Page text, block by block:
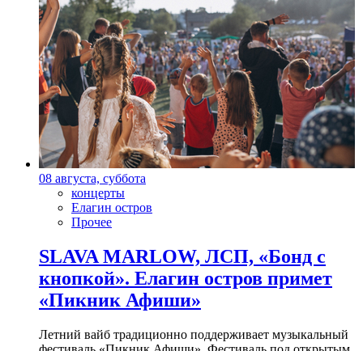
08 августа, суббота
концерты
Елагин остров
Прочее
SLAVA MARLOW, ЛСП, «Бонд с
кнопкой». Елагин остров примет
«Пикник Афиши»
Летний вайб традиционно поддерживает музыкальный